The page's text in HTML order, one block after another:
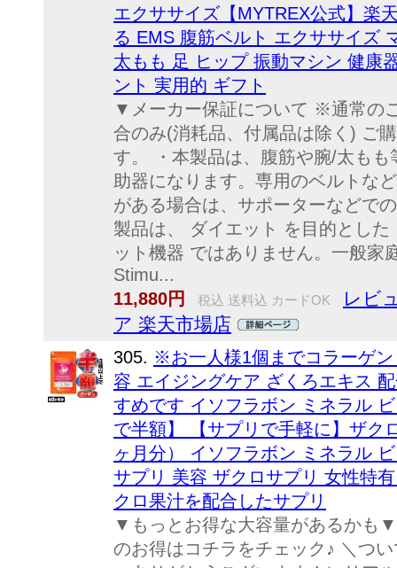
エクササイズ【MYTREX公式】楽
る EMS 腹筋ベルト エクササイズ
太もも 足 ヒップ 振動マシン 健康
ント 実用的 ギフト
▼メーカー保証について ※通常の
合のみ(消耗品、付属品は除く) ご
す。 ・本製品は、腹筋や腕/太も
助器になります。専用のベルトな
がある場合は、サポーターなどで
製品は、 ダイエット を目的とし
ット機器 ではありません。一般家
Stimu...
11,880円
税込 送料込 カードOK
レビ
ア 楽天市場店
305. ※お一人様1個までコラーゲ
容 エイジングケア ざくろエキス
すめです イソフラボン ミネラル
で半額】 【サプリで手軽に】ザク
ヶ月分） イソフラボン ミネラル
サプリ 美容 ザクロサプリ 女性特
クロ果汁を配合したサプリ
▼もっとお得な大容量があるかも
のお得はコチラをチェック♪ ＼つ